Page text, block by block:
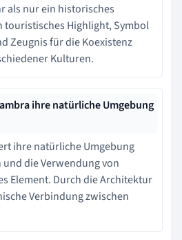
als nur ein historisches
touristisches Highlight, Symbol
Zeugnis für die Koexistenz
Kulturen.
ihre natürliche Umgebung
ihre natürliche Umgebung
die Verwendung von
Element. Durch die Architektur
Verbindung zwischen